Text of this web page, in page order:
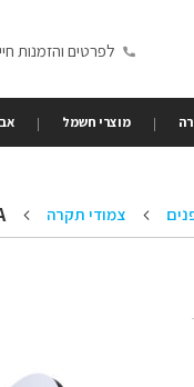
לפרטים והזמנות חייגו 04-
מוצרי חשמל
צמודי תקרה